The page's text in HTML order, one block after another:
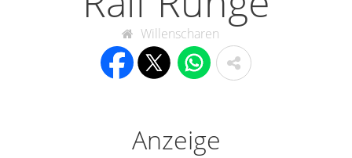
Willenscharen
Anzeige